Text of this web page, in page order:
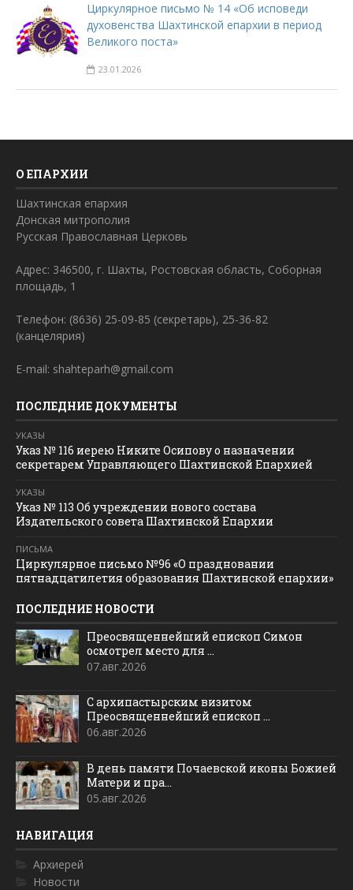
Циркулярное письмо № 14 «Об исповеди
духовенства Шахтинской епархии в период
Великого поста»
23.01.2026
О ЕПАРХИИ
Шахтинская епархия
Донская митрополия
Русская Православная Церковь
Адрес: 346500, г. Шахты, Ростовская область, Соборная
площадь, 1
Телефон: (8636) 25-09-85 (секретарь), 25-36-82
(канцелярия)
E-mail: shahteparh@gmail.com
ПОСЛЕДНИЕ ДОКУМЕНТЫ
УКАЗЫ
Указ № 116 иерею Никите Осипову о назначении
секретарем Управляющего Шахтинской Епархией
УКАЗЫ
Указ № 113 Об учреждении нового состава
Издательского совета Шахтинской Епархии
ПИСЬМА
Циркулярное письмо №96 «О праздновании
пятнадцатилетия образования Шахтинской епархии»
ПОСЛЕДНИЕ НОВОСТИ
Преосвященнейший епископ Симон
осмотрел место для ...
07.авг.2026
С архипастырским визитом
Преосвященнейший епископ ...
06.авг.2026
В день памяти Почаевской иконы Божией
Матери и пра...
05.авг.2026
НАВИГАЦИЯ
Архиерей
Новости